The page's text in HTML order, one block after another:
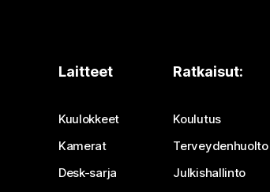
Laitteet
Kuulokkeet
Kamerat
Desk-sarja
Ratkaisut:
Koulutus
Terveydenhuolto
Julkishallinto